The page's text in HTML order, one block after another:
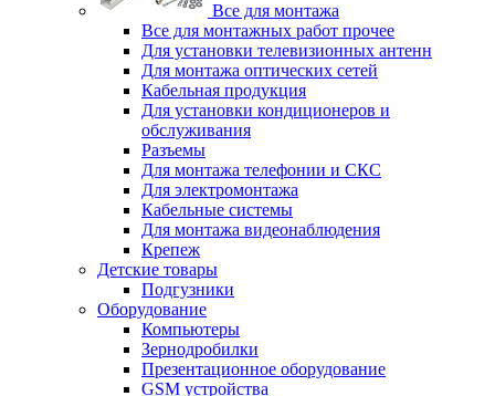
Все для монтажа
Все для монтажных работ прочее
Для установки телевизионных антенн
Для монтажа оптических сетей
Кабельная продукция
Для установки кондиционеров и
обслуживания
Разъемы
Для монтажа телефонии и СКС
Для электромонтажа
Кабельные системы
Для монтажа видеонаблюдения
Крепеж
Детские товары
Подгузники
Оборудование
Компьютеры
Зернодробилки
Презентационное оборудование
GSM устройства